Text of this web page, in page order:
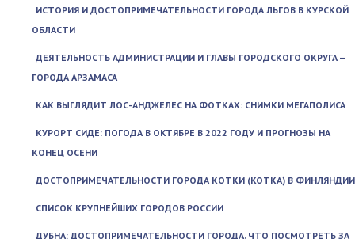
ИСТОРИЯ И ДОСТОПРИМЕЧАТЕЛЬНОСТИ ГОРОДА ЛЬГОВ В КУРСКОЙ
ОБЛАСТИ
ДЕЯТЕЛЬНОСТЬ АДМИНИСТРАЦИИ И ГЛАВЫ ГОРОДСКОГО ОКРУГА —
ГОРОДА АРЗАМАСА
КАК ВЫГЛЯДИТ ЛОС-АНДЖЕЛЕС НА ФОТКАХ: СНИМКИ МЕГАПОЛИСА
КУРОРТ СИДЕ: ПОГОДА В ОКТЯБРЕ В 2022 ГОДУ И ПРОГНОЗЫ НА
КОНЕЦ ОСЕНИ
ДОСТОПРИМЕЧАТЕЛЬНОСТИ ГОРОДА КОТКИ (KOTKA) В ФИНЛЯНДИИ
СПИСОК КРУПНЕЙШИХ ГОРОДОВ РОССИИ
ДУБНА: ДОСТОПРИМЕЧАТЕЛЬНОСТИ ГОРОДА, ЧТО ПОСМОТРЕТЬ ЗА